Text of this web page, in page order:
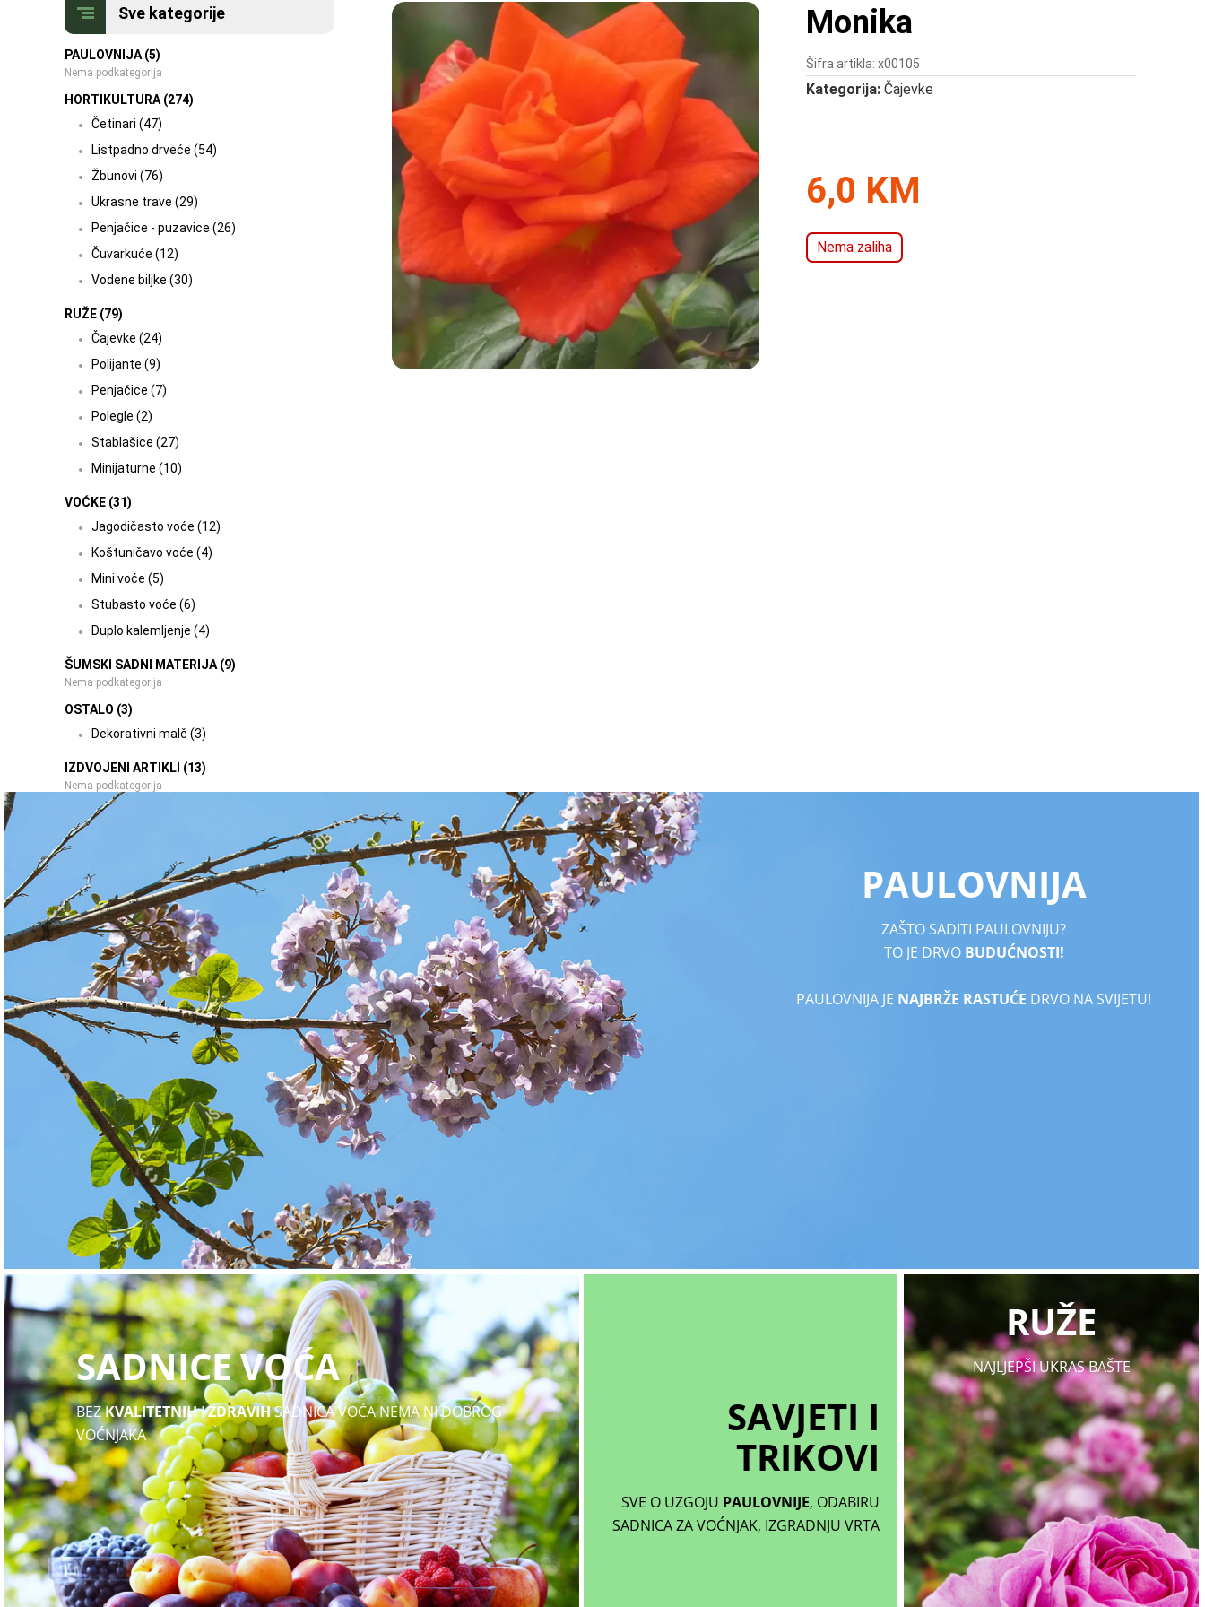
Sve kategorije
PAULOVNIJA (5)
Nema podkategorija
HORTIKULTURA (274)
Četinari (47)
Listpadno drveće (54)
Žbunovi (76)
Ukrasne trave (29)
Penjačice - puzavice (26)
Čuvarkuće (12)
Vodene biljke (30)
RUŽE (79)
Čajevke (24)
Polijante (9)
Penjačice (7)
Polegle (2)
Stablašice (27)
Minijaturne (10)
VOĆKE (31)
Jagodičasto voće (12)
Koštuničavo voće (4)
Mini voće (5)
Stubasto voće (6)
Duplo kalemljenje (4)
ŠUMSKI SADNI MATERIJA (9)
Nema podkategorija
OSTALO (3)
Dekorativni malč (3)
IZDVOJENI ARTIKLI (13)
Nema podkategorija
Monika
Šifra artikla: x00105
Kategorija: Čajevke
6,0 KM
Nema zaliha
PAULOVNIJA
ZAŠTO SADITI PAULOVNIJU?
TO JE DRVO BUDUĆNOSTI!
PAULOVNIJA JE NAJBRŽE RASTUĆE DRVO NA SVIJETU!
SADNICE VOĆA
BEZKVALITETNIHIZDRAVIHSADNICA VOĆA NEMA NI DOBROG
VOĆNJAKA
SAVJETI I
TRIKOVI
SVE O UZGOJU PAULOVNIJE, ODABIRU
SADNICA ZA VOĆNJAK, IZGRADNJU VRTA
RUŽE
NAJLJEPŠI UKRAS BAŠTE